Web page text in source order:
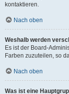
kontaktieren.
Nach oben
Weshalb werden
Es ist der Board-
Farben zuzuteilen, so
Nach oben
Was ist eine